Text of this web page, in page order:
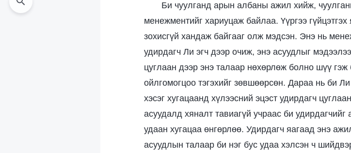
Би чуулганд арын албаны ажил хийж,
менежментийг хариуцаж байлаа. Үүргээ
зохисгүй хандаж байгааг олж мэдсэн. Энэ нь
удирдагч Ли эгч дээр очиж, энэ асуудлыг
цуглаан дээр энэ талаар нөхөрлөж болно шүү гэж
ойлгомогцоо тэгэхийг зөвшөөрсөн. Дараа нь би
хэсэг хугацаанд хүлээсний эцэст удирдагч
асуудалд хяналт тавиагүй учраас би
удаан хугацаа өнгөрлөө. Удирдагч яагаад энэ
асуудлын талаар би нэг бус удаа хэлсэн ч